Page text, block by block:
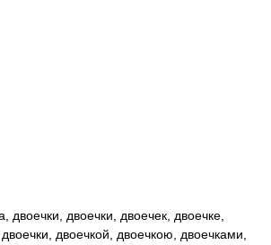
двоечки, двоечки, двоечек, двоечке,
двоечкой, двоечкою, двоечками,